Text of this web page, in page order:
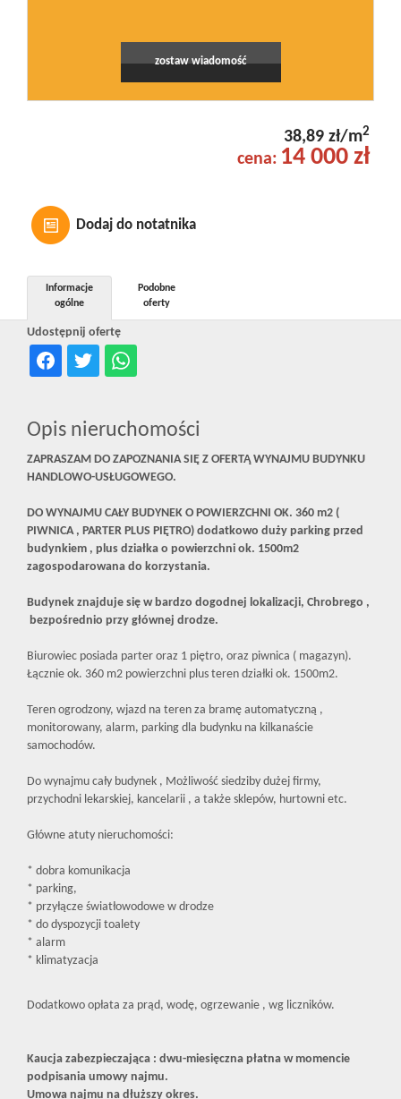
zostaw wiadomość
38,89 zł/m2
cena: 14 000 zł
Dodaj do notatnika
Udostępnij ofertę
Informacje
ogólne
Podobne
oferty
Opis nieruchomości
ZAPRASZAM DO ZAPOZNANIA SIĘ Z OFERTĄ WYNAJMU BUDYNKU
HANDLOWO-USŁUGOWEGO.
DO WYNAJMU CAŁY BUDYNEK O POWIERZCHNI OK. 360 m2 (
PIWNICA , PARTER PLUS PIĘTRO) dodatkowo duży parking przed
budynkiem , plus działka o powierzchni ok. 1500m2
zagospodarowana do korzystania.
Budynek znajduje się w bardzo dogodnej lokalizacji, Chrobrego ,
bezpośrednio przy głównej drodze.
Biurowiec posiada parter oraz 1 piętro, oraz piwnica ( magazyn).
Łącznie ok. 360 m2 powierzchni plus teren działki ok. 1500m2.
Teren ogrodzony, wjazd na teren za bramę automatyczną ,
monitorowany, alarm, parking dla budynku na kilkanaście
samochodów.
Do wynajmu cały budynek , Możliwość siedziby dużej firmy,
przychodni lekarskiej, kancelarii , a także sklepów, hurtowni etc.
Główne atuty nieruchomości:
* dobra komunikacja
* parking,
* przyłącze światłowodowe w drodze
* do dyspozycji toalety
* alarm
* klimatyzacja
Dodatkowo opłata za prąd, wodę, ogrzewanie , wg liczników.
Kaucja zabezpieczająca : dwu-miesięczna płatna w momencie
podpisania umowy najmu.
Umowa najmu na dłuższy okres.